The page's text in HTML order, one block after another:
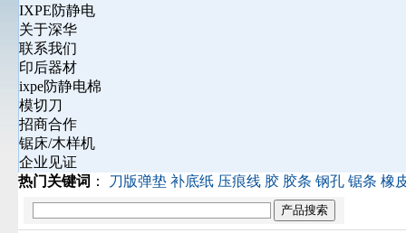
IXPE防静电
关于深华
联系我们
印后器材
ixpe防静电棉
模切刀
招商合作
锯床/木样机
企业见证
热门关键词 ： 刀版弹垫 补底纸 压痕线 胶 胶条 钢孔 锯条 橡